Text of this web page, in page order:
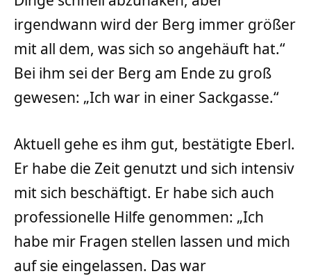
irgendwann wird der Berg immer größer
mit all dem, was sich so angehäuft hat.“
Bei ihm sei der Berg am Ende zu groß
gewesen: „Ich war in einer Sackgasse.“
Aktuell gehe es ihm gut, bestätigte Eberl.
Er habe die Zeit genutzt und sich intensiv
mit sich beschäftigt. Er habe sich auch
professionelle Hilfe genommen: „Ich
habe mir Fragen stellen lassen und mich
auf sie eingelassen. Das war